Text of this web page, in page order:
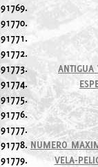
91769.
91770.
91771.
91772.
91773.
91774.
91775.
91776.
91777.
91778. NUMERO
91779.
VELA-